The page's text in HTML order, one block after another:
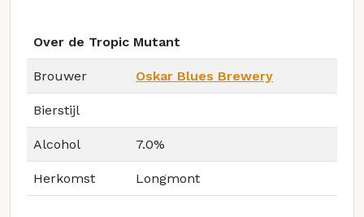
Over de Tropic Mutant
Brouwer Oskar Blues Brewery
Bierstijl
Alcohol 7.0%
Herkomst Longmont